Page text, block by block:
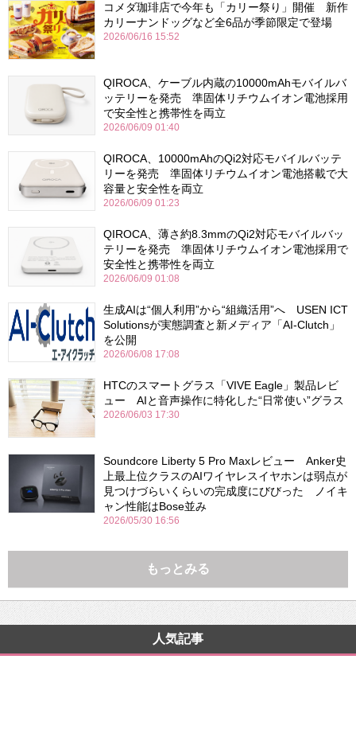
コメダ珈琲店で今年も「カリー祭り」開催 新作
カリーナンドッグなど全6品が季節限定で登場
2026/06/16 15:52
QIROCA、ケーブル内蔵の10000mAhモバイルバ
ッテリーを発売 準固体リチウムイオン電池採用
で安全性と携帯性を両立
2026/06/09 01:40
QIROCA、10000mAhのQi2対応モバイルバッテ
リーを発売 準固体リチウムイオン電池搭載で大
容量と安全性を両立
2026/06/09 01:23
QIROCA、薄さ約8.3mmのQi2対応モバイルバッ
テリーを発売 準固体リチウムイオン電池採用で
安全性と携帯性を両立
2026/06/09 01:08
生成AIは“個人利用”から“組織活用”へ USEN ICT
Solutionsが実態調査と新メディア「AI-Clutch」
を公開
2026/06/08 17:08
HTCのスマートグラス「VIVE Eagle」製品レビ
ュー AIと音声操作に特化した“日常使い”グラス
2026/06/03 17:30
Soundcore Liberty 5 Pro Maxレビュー Anker史
上最上位クラスのAIワイヤレスイヤホンは弱点が
見つけづらいくらいの完成度にびびった ノイキ
ャン性能はBose並み
2026/05/30 16:56
もっとみる
人気記事